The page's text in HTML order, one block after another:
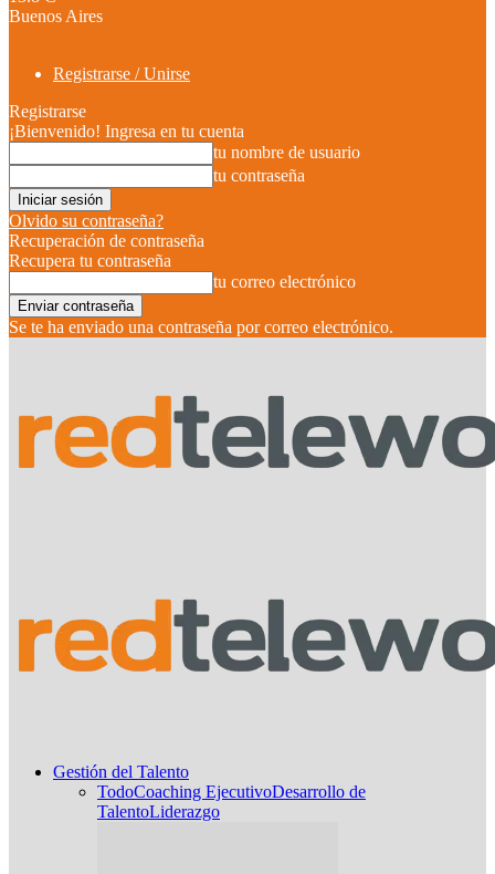
Buenos Aires
Registrarse / Unirse
Registrarse
¡Bienvenido! Ingresa en tu cuenta
tu nombre de usuario
tu contraseña
Olvido su contraseña?
Recuperación de contraseña
Recupera tu contraseña
tu correo electrónico
Se te ha enviado una contraseña por correo electrónico.
Gestión del Talento
TodoCoaching EjecutivoDesarrollo de
TalentoLiderazgo